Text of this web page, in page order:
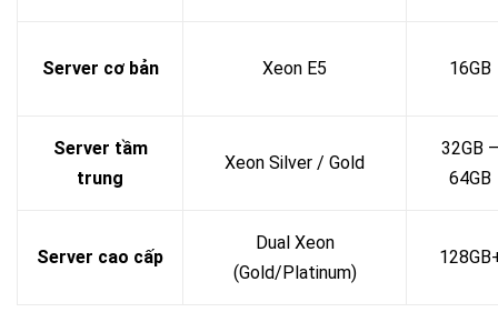
Server cơ bản Xeon E5 16GB
Server tầm
trung
Xeon Silver / Gold
32GB –
64GB
Server cao cấp
Dual Xeon
(Gold/Platinum)